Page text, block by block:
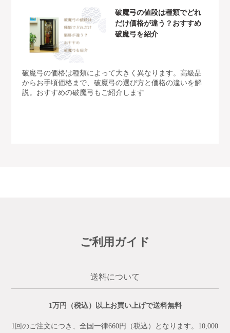
破魔弓の値段は種類でどれ
だけ価格が違う？おすすめ
破魔弓を紹介
破魔弓の価格は種類によって大きく異なります。高級品
からお手頃価格まで、破魔弓の選び方と価格の違いを解
説。おすすめの破魔弓もご紹介します
ご利用ガイド
送料について
1万円（税込）以上お買い上げで送料無料
1回のご注文につき、全国一律660円（税込）となります。10,000